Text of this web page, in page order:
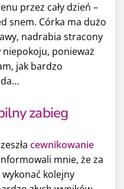
przez cały dzień –
snem. Córka ma dużo
nadrabia stracony
niepokoju, ponieważ
jak bardzo
zabieg
cewnikowanie
mnie, że za
wykonać kolejny